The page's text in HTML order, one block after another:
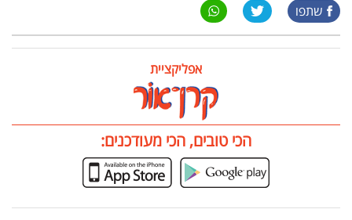
שתפו
אפליקציית
הכי טובים, הכי מעודכנים: